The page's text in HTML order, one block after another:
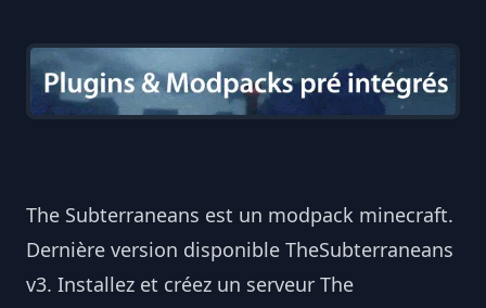
The Subterraneans est un modpack minecraft.
Dernière version disponible TheSubterraneans
v3. Installez et créez un serveur The